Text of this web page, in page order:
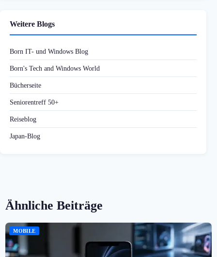
Weitere Blogs
Born IT- und Windows Blog
Born's Tech and Windows World
Bücherseite
Seniorentreff 50+
Reiseblog
Japan-Blog
Ähnliche Beiträge
MOBILE